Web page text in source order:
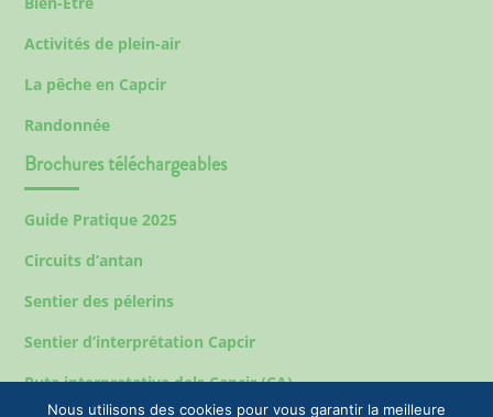
Activités de plein-air
La pêche en Capcir
Randonnée
Brochures téléchargeables
Guide Pratique 2025
Circuits d’antan
Sentier des pélerins
Sentier d’interprétation Capcir
Ruta interpretativa dels Capcir (CA)
Nous utilisons des cookies pour vous garantir la meilleure